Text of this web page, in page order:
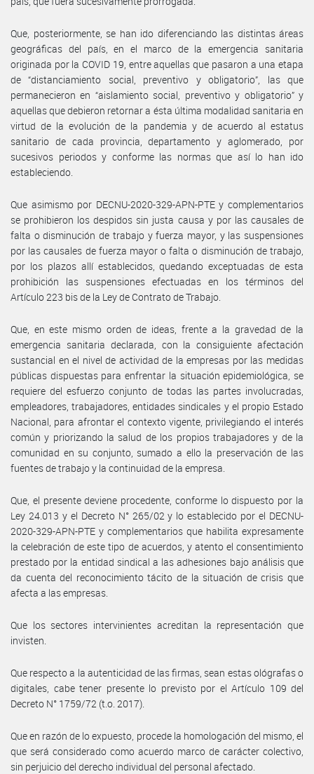
Que, posteriormente, se han ido diferenciando las distintas áreas
geográficas del país, en el marco de la emergencia sanitaria
originada por la COVID 19, entre aquellas que pasaron a una etapa
de “distanciamiento social, preventivo y obligatorio”, las que
permanecieron en “aislamiento social, preventivo y obligatorio” y
aquellas que debieron retornar a ésta última modalidad sanitaria en
virtud de la evolución de la pandemia y de acuerdo al estatus
sanitario de cada provincia, departamento y aglomerado, por
sucesivos periodos y conforme las normas que así lo han ido
estableciendo.
Que asimismo por DECNU-2020-329-APN-PTE y complementarios
se prohibieron los despidos sin justa causa y por las causales de
falta o disminución de trabajo y fuerza mayor, y las suspensiones
por las causales de fuerza mayor o falta o disminución de trabajo,
por los plazos allí establecidos, quedando exceptuadas de esta
prohibición las suspensiones efectuadas en los términos del
Artículo 223 bis de la Ley de Contrato de Trabajo.
Que, en este mismo orden de ideas, frente a la gravedad de la
emergencia sanitaria declarada, con la consiguiente afectación
sustancial en el nivel de actividad de la empresas por las medidas
públicas dispuestas para enfrentar la situación epidemiológica, se
requiere del esfuerzo conjunto de todas las partes involucradas,
empleadores, trabajadores, entidades sindicales y el propio Estado
Nacional, para afrontar el contexto vigente, privilegiando el interés
común y priorizando la salud de los propios trabajadores y de la
comunidad en su conjunto, sumado a ello la preservación de las
fuentes de trabajo y la continuidad de la empresa.
Que, el presente deviene procedente, conforme lo dispuesto por la
Ley 24.013 y el Decreto N° 265/02 y lo establecido por el DECNU-
2020-329-APN-PTE y complementarios que habilita expresamente
la celebración de este tipo de acuerdos, y atento el consentimiento
prestado por la entidad sindical a las adhesiones bajo análisis que
da cuenta del reconocimiento tácito de la situación de crisis que
afecta a las empresas.
Que los sectores intervinientes acreditan la representación que
invisten.
Que respecto a la autenticidad de las firmas, sean estas ológrafas o
digitales, cabe tener presente lo previsto por el Artículo 109 del
Decreto N° 1759/72 (t.o. 2017).
Que en razón de lo expuesto, procede la homologación del mismo, el
que será considerado como acuerdo marco de carácter colectivo,
sin perjuicio del derecho individual del personal afectado.